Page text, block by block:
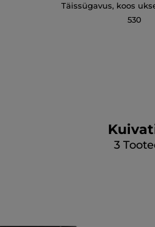
Täissügavus, koos
(mm)
530
3